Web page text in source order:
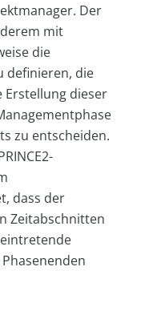
Der
mit
die
definieren, die
Erstellung dieser
zu entscheiden.
dass der
Zeitabschnitten